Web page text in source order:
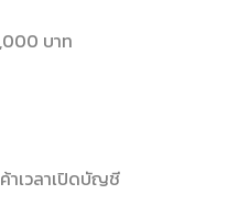
บาท
าเวลาเปิดบัญชี